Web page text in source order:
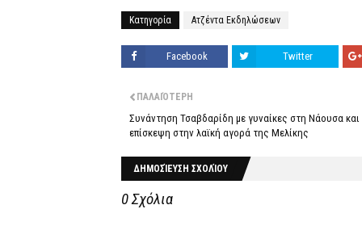
Κατηγορία Ατζέντα Εκδηλώσεων
Facebook Twitter
ΠΑΛΑΙΌΤΕΡΗ
Συνάντηση Τσαβδαρίδη με γυναίκες στη Νάουσα και
επίσκεψη στην λαϊκή αγορά της Μελίκης
ΔΗΜΟΣΊΕΥΣΗ ΣΧΟΛΊΟΥ
0 Σχόλια